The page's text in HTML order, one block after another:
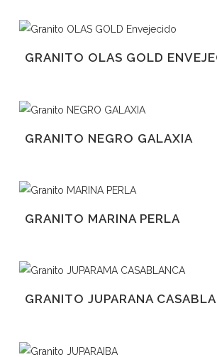
GRANITO OLAS GOLD
GRANITO NEGRO GALAXIA
GRANITO MARINA PERLA
GRANITO JUPARANA